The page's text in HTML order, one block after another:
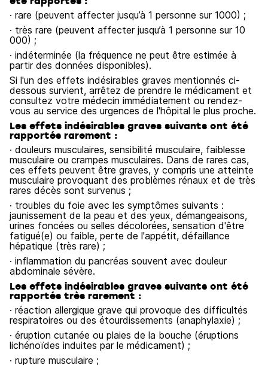
· rare (peuvent affecter jusqu’à 1 personne sur 1000) ;
· très rare (peuvent affecter jusqu’à 1 personne sur 10
000) ;
· indéterminée (la fréquence ne peut être estimée à
partir des données disponibles).
Si l'un des effets indésirables graves mentionnés ci-
dessous survient, arrêtez de prendre le médicament et
consultez votre médecin immédiatement ou rendez-
vous au service des urgences de l'hôpital le plus proche.
Les effets indésirables graves suivants ont été
rapportés rarement :
· douleurs musculaires, sensibilité musculaire, faiblesse
musculaire ou crampes musculaires. Dans de rares cas,
ces effets peuvent être graves, y compris une atteinte
musculaire provoquant des problèmes rénaux et de très
rares décès sont survenus ;
· troubles du foie avec les symptômes suivants :
jaunissement de la peau et des yeux, démangeaisons,
urines foncées ou selles décolorées, sensation d'être
fatigué(e) ou faible, perte de l'appétit, défaillance
hépatique (très rare) ;
· inflammation du pancréas souvent avec douleur
abdominale sévère.
Les effets indésirables graves suivants ont été
rapportés très rarement :
· réaction allergique grave qui provoque des difficultés
respiratoires ou des étourdissements (anaphylaxie) ;
· éruption cutanée ou plaies de la bouche (éruptions
lichénoïdes induites par le médicament) ;
· rupture musculaire ;